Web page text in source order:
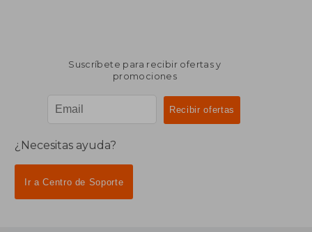
Suscríbete para recibir ofertas y
promociones
¿Necesitas ayuda?
Ir a Centro de Soporte